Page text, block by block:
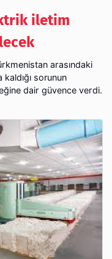
iletim
arasındaki
kaldığı sorunun
dair güvence verdi.